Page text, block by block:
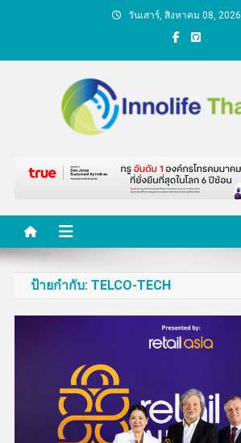
วันเสาร์, สิงหาคม 08, 2026
คนกับความคิด
นวัตกรรม
ป้ายกำกับ: TELCO-TECH